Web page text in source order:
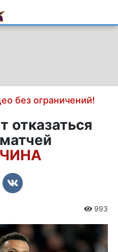
без ограничений!
отказаться
993